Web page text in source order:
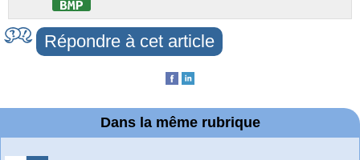
Répondre à cet article
Dans la même rubrique